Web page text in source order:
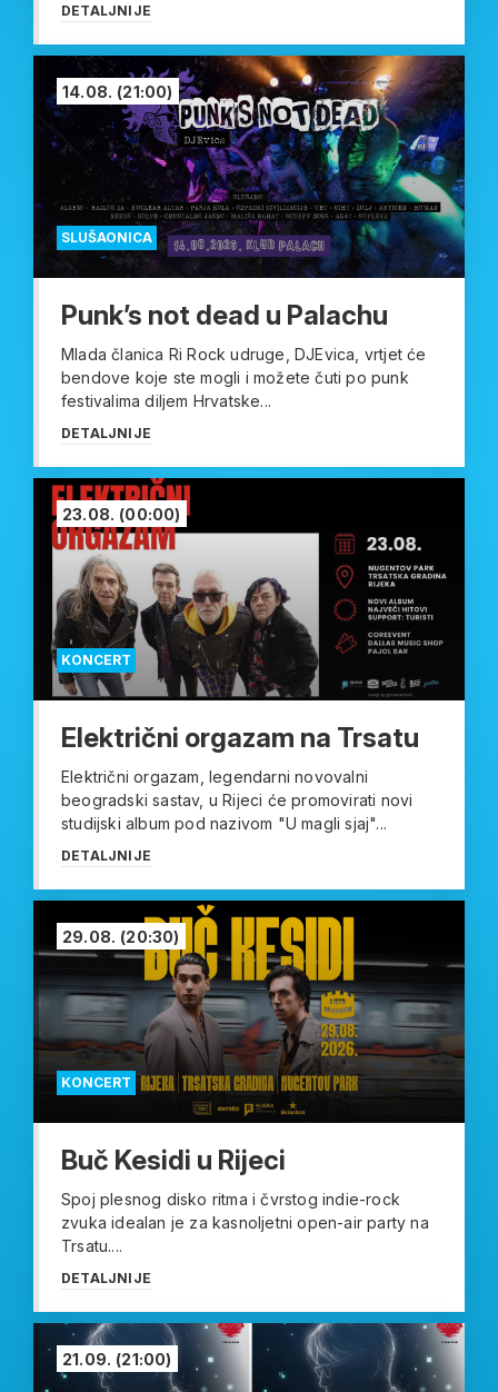
DETALJNIJE
SLUŠAONICA
14.08. (21:00)
Punk’s not dead u Palachu
Mlada članica Ri Rock udruge, DJEvica, vrtjet će
bendove koje ste mogli i možete čuti po punk
festivalima diljem Hrvatske...
DETALJNIJE
KONCERT
23.08. (00:00)
Električni orgazam na Trsatu
Električni orgazam, legendarni novovalni
beogradski sastav, u Rijeci će promovirati novi
studijski album pod nazivom "U magli sjaj"...
DETALJNIJE
KONCERT
29.08. (20:30)
Buč Kesidi u Rijeci
Spoj plesnog disko ritma i čvrstog indie-rock
zvuka idealan je za kasnoljetni open-air party na
Trsatu....
DETALJNIJE
21.09. (21:00)